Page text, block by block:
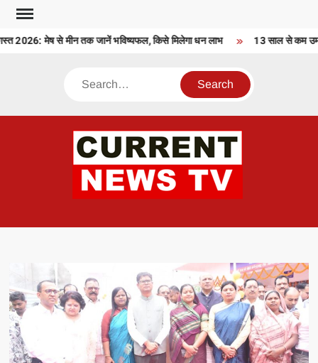
Skip
contentमेष से मीन तक जानें भविष्यफल, किसे मिलेगा धन लाभ 13 साल से कम
Search